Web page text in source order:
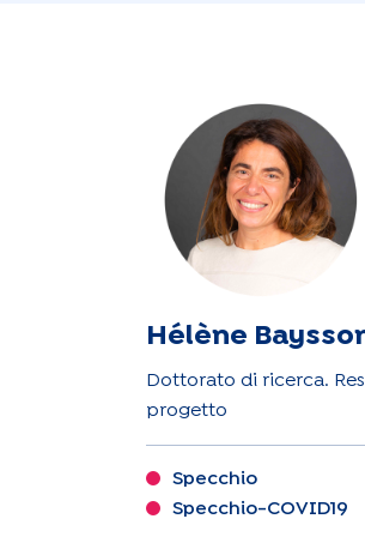
Hélène
Dottorato di ricerca.
progetto
Specchio
Specchio-COVID19